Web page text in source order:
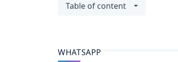
Table of content
WHATSAPP